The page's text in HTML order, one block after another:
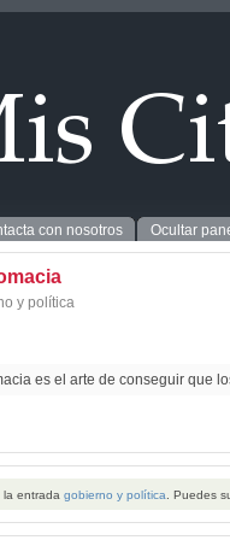
con nosotros Ocultar
y política
es el arte de conseguir que
entrada gobierno y política . Puedes